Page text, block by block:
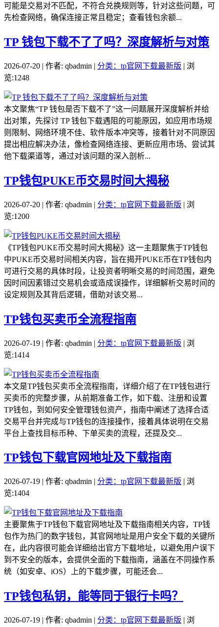
可能是交易对不匹配，不符合兑换规则等，针对这些问题，可
先检查网络，确保连接正常且稳定；查看钱包余额...
TP 钱包下载不了了吗？深度解析与对策
2026-07-20 | 作者: qbadmin | 分类：tp官网下载最新版 | 浏
览:1248
本文聚焦“TP 钱包是否下载不了”这一问题展开深度解析并给
出对策，先探讨 TP 钱包下载遇阻的可能原因，如应用市场规
则限制、网络环境不佳、软件版本冲突等，接着针对不同原因
提出相应解决办法，像检查网络连接、更新应用市场、尝试其
他下载渠道等，通过对该问题的深入剖析...
TP钱包PUKE币交易时间大揭秘
2026-07-20 | 作者: qbadmin | 分类：tp官网下载最新版 | 浏
览:1200
《TP钱包PUKE币交易时间大揭秘》这一主题聚焦于TP钱包
中PUKE币交易时间相关内容，旨在揭开PUKE币在TP钱包内
可进行交易的具体时段，让投资者明晰交易的时间范围，避免
因时间因素错过交易机会或造成误操作，详细解析交易时间的
设定规则及其背后逻辑，借助对该交易...
TP钱包买卖币全流程指南
2026-07-19 | 作者: qbadmin | 分类：tp官网下载最新版 | 浏
览:1414
本文是TP钱包买卖币全流程指南，详细介绍了在TP钱包进行
买卖币的完整步骤，从前期准备工作，如下载、注册和设置
TP钱包，到如何安全管理钱包资产，指南中阐述了选择合适
交易平台并完成与TP钱包的连接操作，接着具体说明在交易
平台上查找目标币种、下单买卖的流程，还提及交...
TP钱包下载官网地址及下载指南
2026-07-19 | 作者: qbadmin | 分类：tp官网下载最新版 | 浏
览:1404
主要聚焦于TP钱包下载官网地址及下载指南相关内容，TP钱
包作为热门的数字钱包，其官网地址是用户安全下载的关键所
在，此内容很可能会详细给出官方下载地址，以避免用户误下
到不安全的版本，会提供全面的下载指南，涵盖在不同操作系
统（如安卓、iOS）上的下载步骤，可能还会...
TP钱包私钥，能等同于银行卡吗？
2026-07-19 | 作者: qbadmin | 分类：tp官网下载最新版 | 浏